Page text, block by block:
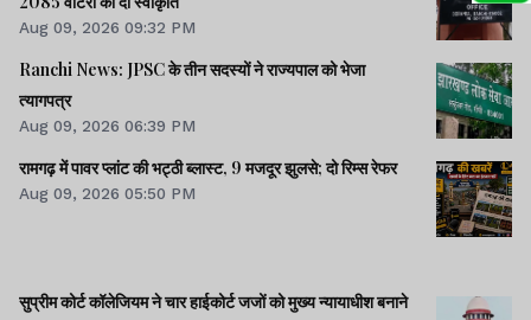
Aug 09, 2026 09:32 PM
Ranchi News: JPSC के तीन सदस्यों ने राज्यपाल को भेजा
त्यागपत्र
Aug 09, 2026 06:39 PM
रामगढ़ में पावर प्लांट की भट्ठी ब्लास्ट, 9 मजदूर झुलसे; दो रिम्स रेफर
Aug 09, 2026 05:50 PM
सुप्रीम कोर्ट कॉलेजियम ने चार हाईकोर्ट जजों को मुख्य न्यायाधीश बनाने